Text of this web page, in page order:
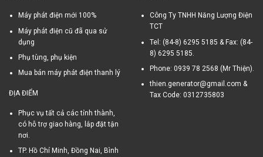
Máy phát điện mới 100%
Máy phát điện cũ đã qua sử
dụng
Phụ tùng, phụ kiện
Mua bán máy phát điện thanh lý
ĐỊA ĐIỂM
Phục vụ tất cả các tỉnh thành,
có hỗ trợ giao hàng, lắp đặt tận
nơi.
TP. Hồ Chí Minh, Đồng Nai, Bình
Công Ty TNHH Năng Lượng Điện
TCT
Tel: (84-8) 6295 5185 & Fax: (84-
8) 6295 5185.
Phone: 0939 78 2568 (Mr Thiện).
thien.generator@gmail.com &
Tax Code: 0312735803